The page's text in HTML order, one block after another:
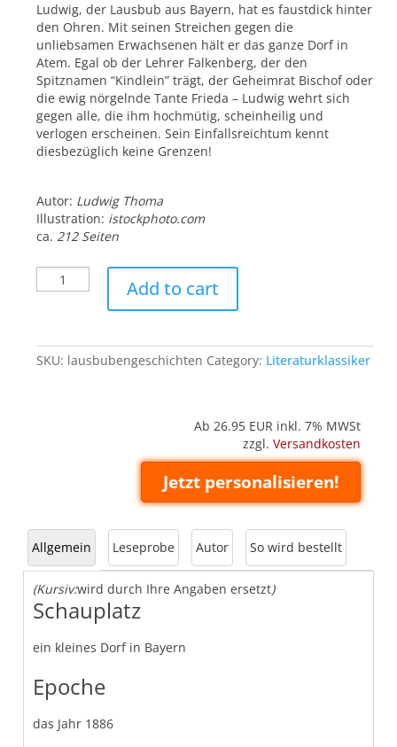
Ludwig, der Lausbub aus Bayern, hat es faustdick hinter
den Ohren. Mit seinen Streichen gegen die
unliebsamen Erwachsenen hält er das ganze Dorf in
Atem. Egal ob der Lehrer Falkenberg, der den
Spitznamen “Kindlein” trägt, der Geheimrat Bischof oder
die ewig nörgelnde Tante Frieda – Ludwig wehrt sich
gegen alle, die ihm hochmütig, scheinheilig und
verlogen erscheinen. Sein Einfallsreichtum kennt
diesbezüglich keine Grenzen!
Autor: Ludwig Thoma
Illustration: istockphoto.com
ca.212 Seiten
Lausbubengeschichten
quantity
Add to cart
SKU: lausbubengeschichten Category: Literaturklassiker
Ab 26.95 EUR inkl. 7% MWSt
zzgl. Versandkosten
Jetzt personalisieren!
Allgemein Leseprobe Autor So wird bestellt
(Kursiv:wird durch Ihre Angaben ersetzt)
Schauplatz
ein kleines Dorf in Bayern
Epoche
das Jahr 1886